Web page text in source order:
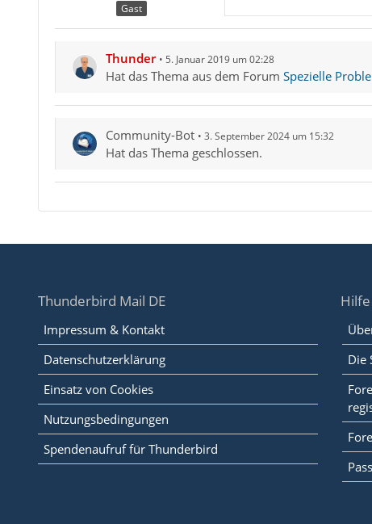
Gast
Thunder 5. Januar 2019 um 02:28
Hat das Thema aus dem Forum Spezielle
Community-Bot 3. September 2024 um 15:32
Hat das Thema geschlossen.
Thunderbird Mail DE
Impressum & Kontakt
Datenschutzerklärung
Einsatz von Cookies
Nutzungsbedingungen
Spendenaufruf für Thunderbird
Die